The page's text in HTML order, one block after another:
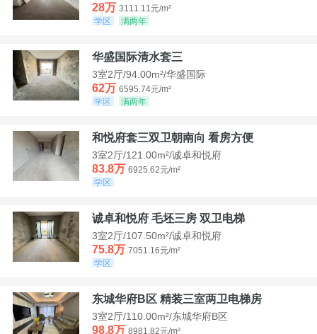
28万 3111.11元/m²
学区
满两年
华盛国际清水套三
3室2厅/94.00m²/华盛国际
62万 6595.74元/m²
学区
满两年
和悦府套三双卫朝南向 看房方便
3室2厅/121.00m²/诚卓和悦府
83.8万 6925.62元/m²
学区
诚卓和悦府 毛坯三房 双卫电梯
3室2厅/107.50m²/诚卓和悦府
75.8万 7051.16元/m²
学区
东城华府B区 精装三室两卫电梯房
3室2厅/110.00m²/东城华府B区
98.8万 8981.82元/m²